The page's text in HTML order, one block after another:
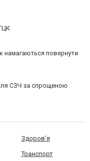
намагаються повернути
СЗЧ за спрощеною
Здоров'я
Транспорт